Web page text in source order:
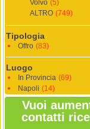
Volvo (5)
ALTRO (749)
Tipologia
Offro (83)
Luogo
In Provincia (69)
Napoli (14)
Vuoi
contatti